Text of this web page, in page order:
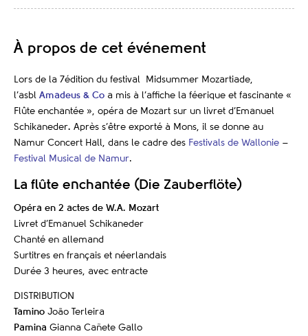
À propos de cet événement
Lors de la 7édition du festival Midsummer Mozartiade,
l’asbl Amadeus & Co a mis à l’affiche la féerique et fascinante «
Flûte enchantée », opéra de Mozart sur un livret d’Emanuel
Schikaneder. Après s’être exporté à Mons, il se donne au
Namur Concert Hall, dans le cadre des Festivals de Wallonie –
Festival Musical de Namur.
La flûte enchantée (Die Zauberflöte)
Opéra en 2 actes de W.A. Mozart
Livret d’Emanuel Schikaneder
Chanté en allemand
Surtitres en français et néerlandais
Durée 3 heures, avec entracte
DISTRIBUTION
Tamino João Terleira
Pamina Gianna Cañete Gallo